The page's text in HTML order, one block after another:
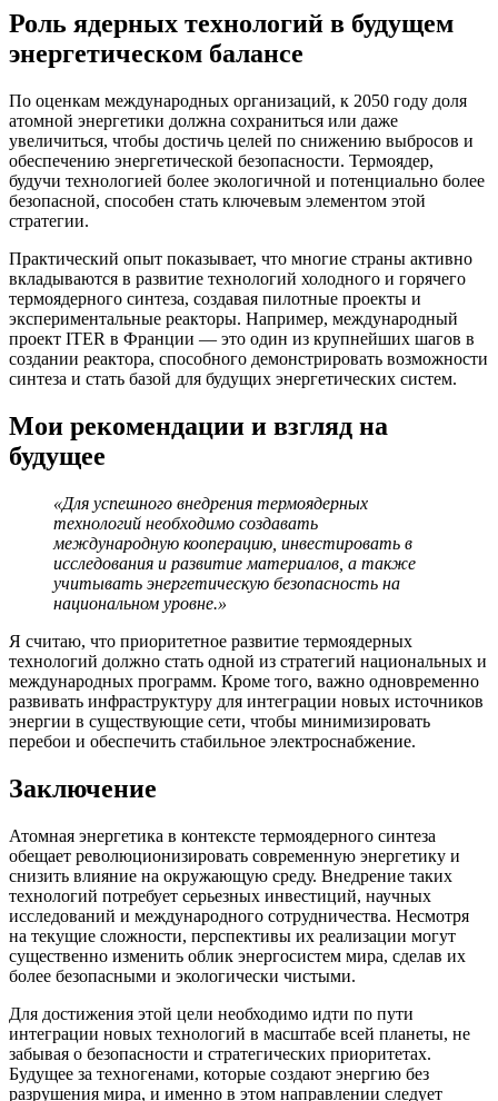
Роль ядерных технологий в будущем
энергетическом балансе
По оценкам международных организаций, к 2050 году доля
атомной энергетики должна сохраниться или даже
увеличиться, чтобы достичь целей по снижению выбросов и
обеспечению энергетической безопасности. Термоядер,
будучи технологией более экологичной и потенциально более
безопасной, способен стать ключевым элементом этой
стратегии.
Практический опыт показывает, что многие страны активно
вкладываются в развитие технологий холодного и горячего
термоядерного синтеза, создавая пилотные проекты и
экспериментальные реакторы. Например, международный
проект ITER в Франции — это один из крупнейших шагов в
создании реактора, способного демонстрировать возможности
синтеза и стать базой для будущих энергетических систем.
Мои рекомендации и взгляд на
будущее
«Для успешного внедрения термоядерных
технологий необходимо создавать
международную кооперацию, инвестировать в
исследования и развитие материалов, а также
учитывать энергетическую безопасность на
национальном уровне.»
Я считаю, что приоритетное развитие термоядерных
технологий должно стать одной из стратегий национальных и
международных программ. Кроме того, важно одновременно
развивать инфраструктуру для интеграции новых источников
энергии в существующие сети, чтобы минимизировать
перебои и обеспечить стабильное электроснабжение.
Заключение
Атомная энергетика в контексте термоядерного синтеза
обещает революционизировать современную энергетику и
снизить влияние на окружающую среду. Внедрение таких
технологий потребует серьезных инвестиций, научных
исследований и международного сотрудничества. Несмотря
на текущие сложности, перспективы их реализации могут
существенно изменить облик энергосистем мира, сделав их
более безопасными и экологически чистыми.
Для достижения этой цели необходимо идти по пути
интеграции новых технологий в масштабе всей планеты, не
забывая о безопасности и стратегических приоритетах.
Будущее за техногенами, которые создают энергию без
разрушения мира, и именно в этом направлении следует